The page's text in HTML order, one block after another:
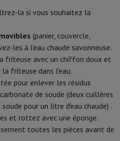
la si vous souhaitez la
(panier, couvercle,
les à l'eau chaude savonneuse.
friteuse avec un chiffon doux et
friteuse dans l'eau.
pour enlever les résidus
de soude (deux cuillères
pour un litre d'eau chaude) .
et rottez avec une éponge.
toutes les pièces avant de